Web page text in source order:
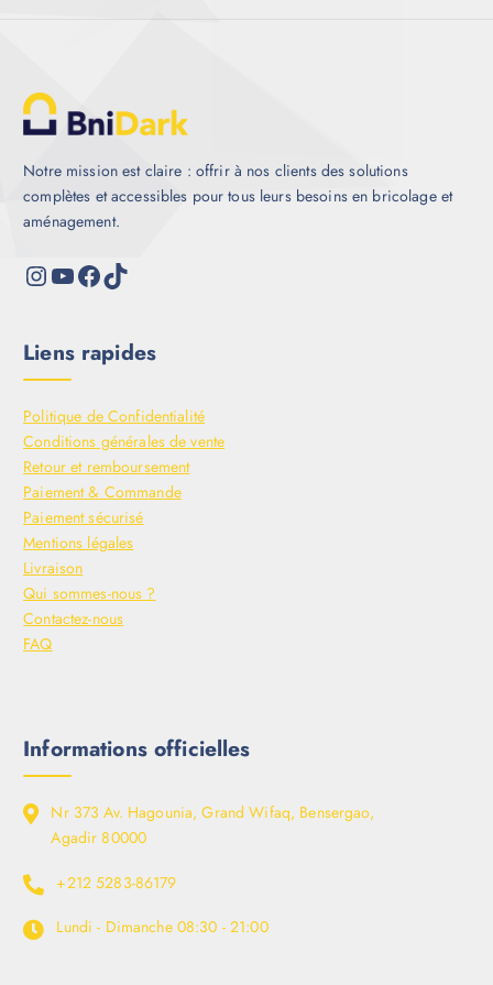
Notre mission est claire : offrir à nos clients des solutions
complètes et accessibles pour tous leurs besoins en bricolage et
aménagement.
Liens rapides
Politique de Confidentialité
Conditions générales de vente
Retour et remboursement
Paiement & Commande
Paiement sécurisé
Mentions légales
Livraison
Qui sommes-nous ?
Contactez-nous
FAQ
Informations officielles
Nr 373 Av. Hagounia, Grand Wifaq, Bensergao,
Agadir 80000
+212 5283-86179
Lundi - Dimanche 08:30 - 21:00